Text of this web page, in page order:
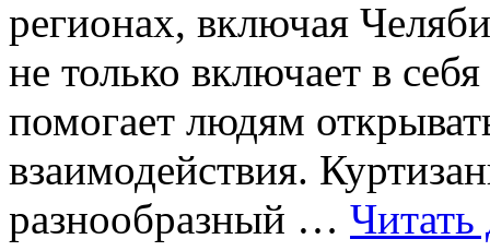
регионах, включая
не только включает в
помогает людям
взаимодействия.
разнообразный … Читать